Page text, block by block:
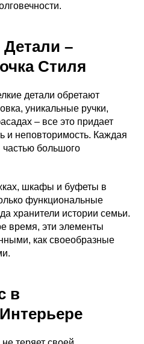
–
Стиля
детали обретают
уникальные ручки,
– все это придает
и неповторимость. Каждая
частью большого
шкафы и буфеты в
функциональные
хранители истории семьи.
время, эти элементы
как своеобразные
в